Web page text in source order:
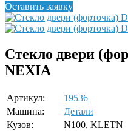
Оставить заявку
Стекло двери
NEXIA
Артикул:
19536
Машина:
Детали
Кузов:
N100, KLETN